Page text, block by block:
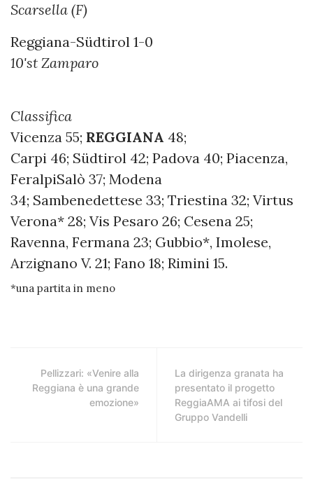
Scarsella (F)
Reggiana-Südtirol 1-0
10'st Zamparo
Classifica
Vicenza 55; REGGIANA 48;
Carpi 46; Südtirol 42; Padova 40; Piacenza,
FeralpiSalò 37; Modena
34; Sambenedettese 33; Triestina 32; Virtus
Verona* 28; Vis Pesaro 26; Cesena 25;
Ravenna, Fermana 23; Gubbio*, Imolese,
Arzignano V. 21; Fano 18; Rimini 15.
*una partita in meno
Pellizzari: «Venire alla
Reggiana è una grande
emozione»
La dirigenza granata ha
presentato il progetto
ReggiaAMA ai tifosi del
Gruppo Vandelli